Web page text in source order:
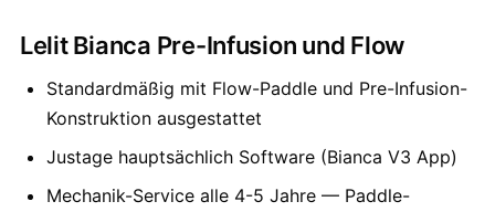
Lelit Bianca Pre-Infusion und Flow
Standardmäßig mit Flow-Paddle und Pre-Infusion-
Konstruktion ausgestattet
Justage hauptsächlich Software (Bianca V3 App)
Mechanik-Service alle 4-5 Jahre — Paddle-